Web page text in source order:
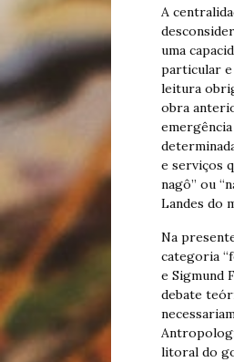
A
uma
particular e
leitura
obra
e serviços
nagô” ou
Landes do
Na
categoria
e Sigmund
debate
litoral do